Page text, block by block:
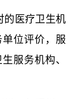
的医疗卫生机
位评价，服
服务机构、